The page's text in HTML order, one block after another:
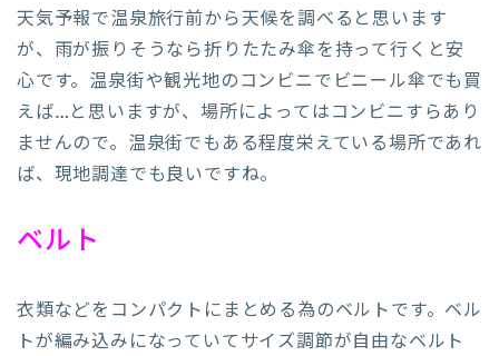
天気予報で温泉旅行前から天候を調べると思います
が、雨が振りそうなら折りたたみ傘を持って行くと安
心です。温泉街や観光地のコンビニでビニール傘でも買
えば…と思いますが、場所によってはコンビニすらあり
ませんので。温泉街でもある程度栄えている場所であれ
ば、現地調達でも良いですね。
ベルト
衣類などをコンパクトにまとめる為のベルトです。ベル
トが編み込みになっていてサイズ調節が自由なベルト